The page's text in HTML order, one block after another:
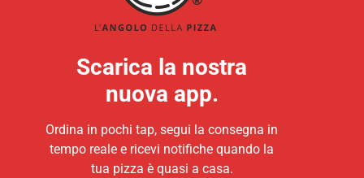
Scarica la nostra
nuova app.
Ordina in pochi tap, segui la consegna in
tempo reale e ricevi notifiche quando la
tua pizza è quasi a casa.